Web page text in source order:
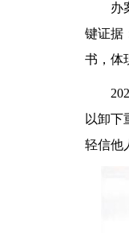
办
键证据
书，体
以卸下
轻信他